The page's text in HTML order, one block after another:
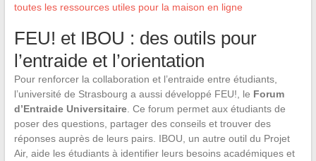
toutes les ressources utiles pour la maison en ligne
FEU! et IBOU : des outils pour
l’entraide et l’orientation
Pour renforcer la collaboration et l’entraide entre étudiants,
l’université de Strasbourg a aussi développé FEU!, le Forum
d’Entraide Universitaire. Ce forum permet aux étudiants de
poser des questions, partager des conseils et trouver des
réponses auprès de leurs pairs. IBOU, un autre outil du Projet
Air, aide les étudiants à identifier leurs besoins académiques et